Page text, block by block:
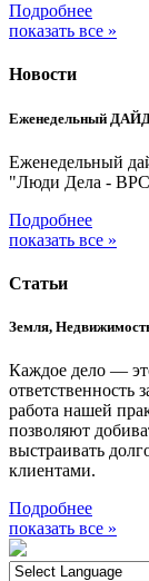
Подробнее
показать все »
Новости
Еженедельный
Еженедельный
"Люди Дела -
Подробнее
показать все »
Статьи
Земля,
Каждое дело —
ответственность
работа нашей
позволяют
выстраивать
клиентами.
Подробнее
показать все »